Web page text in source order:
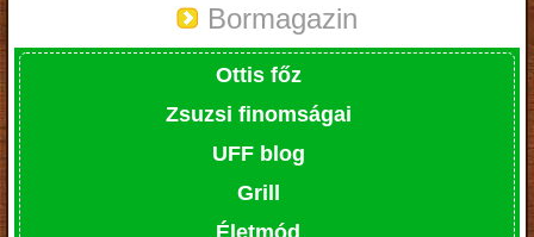
Bormagazin
Ottis főz
Zsuzsi finomságai
UFF blog
Grill
Életmód